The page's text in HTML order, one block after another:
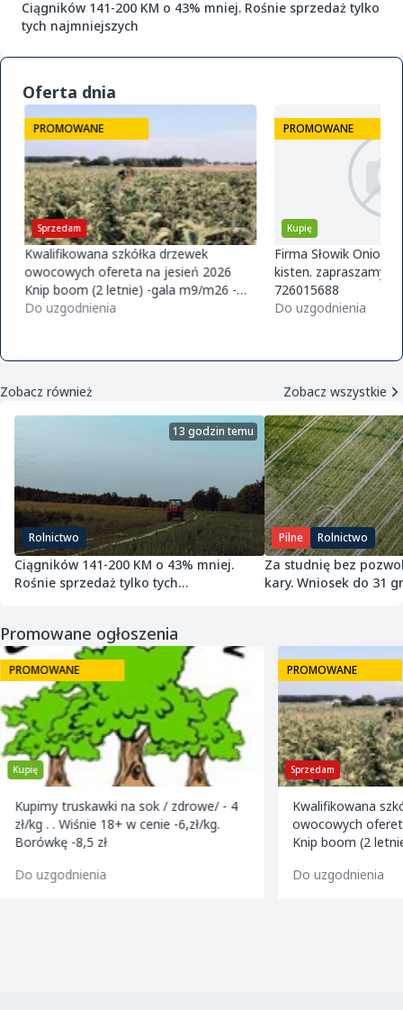
Ciągników 141-200 KM o 43% mniej. Rośnie sprzedaż tylko
tych najmniejszych
Oferta dnia
Sprzedam
PROMOWANE
Kwalifikowana szkółka drzewek
owocowych ofereta na jesień 2026
Knip boom (2 letnie) -gala m9/m26 -
golden m9 -jeronimo m9/m26 -mutsu
Do uzgodnienia
Kupię
PROMOWANE
Firma Słowik Onions
kisten. zapraszamy
726015688
Do uzgodnienia
Zobacz również Zobacz wszystkie
Rolnictwo
13 godzin temu
Ciągników 141-200 KM o 43% mniej.
Rośnie sprzedaż tylko tych
Pilne Rolnictwo
Za studnię bez
kary. Wniosek do 31
Promowane ogłoszenia
Kupię
PROMOWANE
Kupimy truskawki na sok / zdrowe/ - 4
zł/kg . . Wiśnie 18+ w cenie -6,zł/kg.
Borówkę -8,5 zł
Do uzgodnienia
Sprzedam
PROMOWANE
Kwalifikowana
owocowych
Knip boom (2
m9 -paulared m9/
Do uzgodnienia